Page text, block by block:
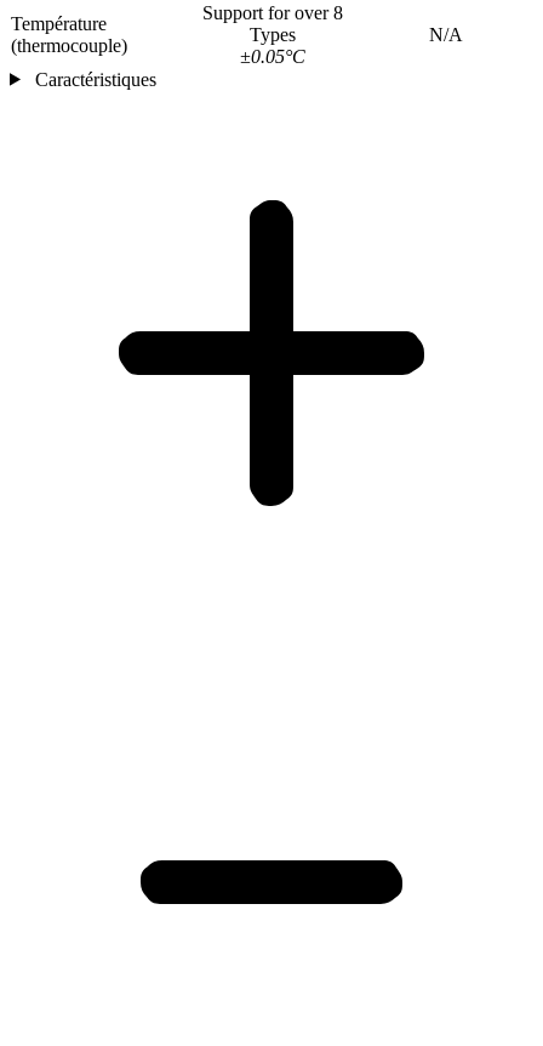
Température
(thermocouple)
Support for over 8
Types
±0.05°C
N/A
Caractéristiques